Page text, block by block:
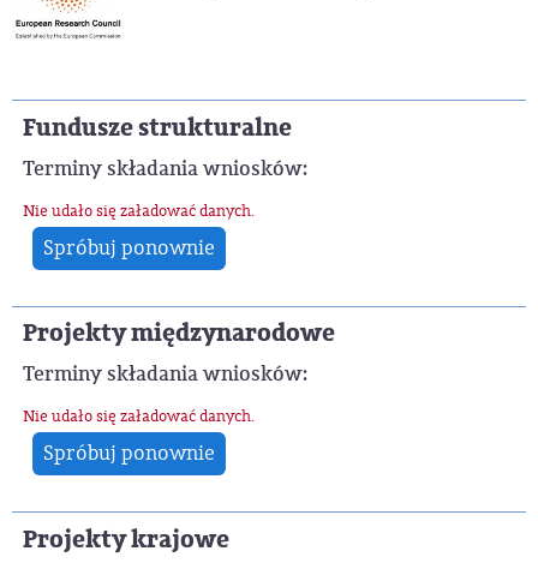
Fundusze strukturalne
Terminy składania wniosków:
Nie udało się załadować danych.
Spróbuj ponownie
Projekty międzynarodowe
Terminy składania wniosków:
Nie udało się załadować danych.
Spróbuj ponownie
Projekty krajowe